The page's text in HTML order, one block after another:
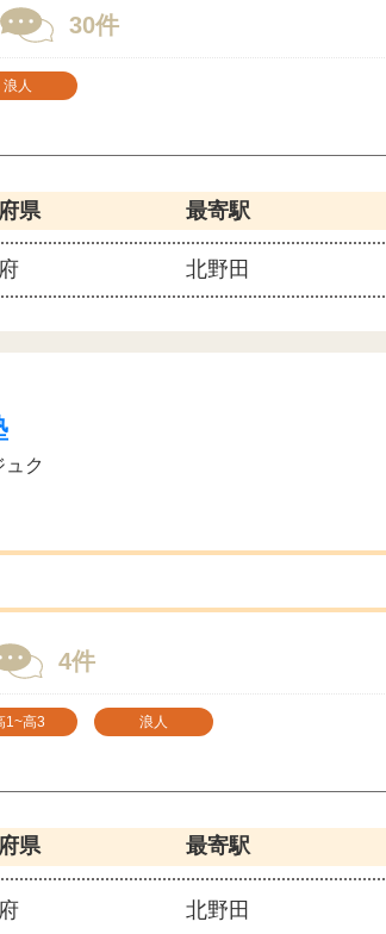
30件
浪人
県 最寄駅
北野田
ュク
4件
1~高3 浪人
県 最寄駅
北野田